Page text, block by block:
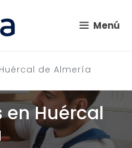
Menú
de Almería
en Huércal